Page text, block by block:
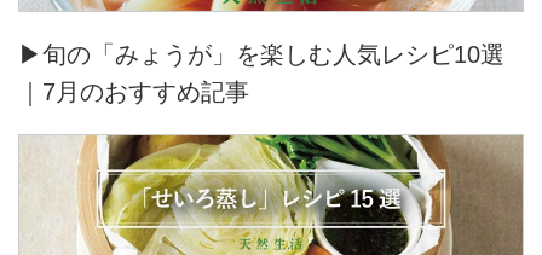
▶旬の「みょうが」を楽しむ人気レシピ10選
｜7月のおすすめ記事